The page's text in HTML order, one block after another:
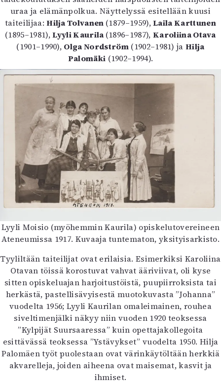
4/2026
2–3/2026
1/2026
6/2025
5/2025 saame
5/2025
Lehtiarkisto
Info
Tilaus ja irtonumerot
Yhteistyössä
Toimitus
Mediatiedot
Kaltio ry
uraa ja elämänpolkua. Näyttelyssä esitellään kuusi
taiteilijaa:Hilja Tolvanen (1879–1959),Laila Karttunen
(1895–1981),Lyyli Kaurila (1896–1987), Karoliina Otava
(1901–1990), Olga Nordström(1902–1981) jaHilja
Palomäki (1902–1994).
Lyyli Moisio (myöhemmin Kaurila) opiskelutovereineen
Ateneumissa 1917. Kuvaaja tuntematon, yksityisarkisto.
Tyyliltään taiteilijat ovat erilaisia. Esimerkiksi Karoliina
Otavan töissä korostuvat vahvat ääriviivat, oli kyse
sitten opiskeluajan harjoitustöistä, puupiirroksista tai
herkästä, pastellisävyisestä muotokuvasta ”Johanna”
vuodelta 1956; Lyyli Kaurilan omaleimainen, rouhea
siveltimenjälki näkyy niin vuoden 1920 teoksessa
”Kylpijät Suursaaressa” kuin opettajakollegoita
esittävässä teoksessa ”Ystävykset” vuodelta 1950. Hilja
Palomäen työt puolestaan ovat värinkäytöltään herkkiä
akvarelleja, joiden aiheena ovat maisemat, kasvit ja
ihmiset.